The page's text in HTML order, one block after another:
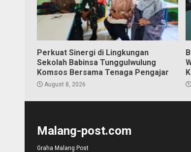
Perkuat Sinergi di Lingkungan
Sekolah Babinsa Tunggulwulung
Komsos Bersama Tenaga Pengajar
August 8, 2026
Malang-post.com
Graha Malang Post